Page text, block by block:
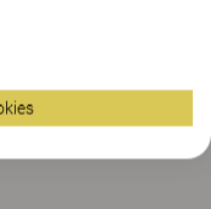
lieu exemplaire :
de
être des